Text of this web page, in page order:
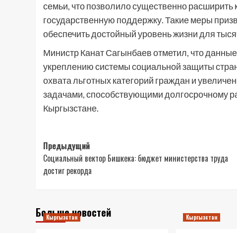
семьи, что позволило существенно
государственную поддержку. Такие меры
обеспечить достойный уровень жизни для
Министр Канат Сагынбаев отметил, что
укреплению системы социальной защиты
охвата льготных категорий граждан и
задачами, способствующими долгосрочному
Кыргызстане.
Навигация
записи
Предыдущий
Социальный вектор Бишкека: бюджет министерства труда
достиг рекорда
Больше новостей
Кыргызстан Кыргызстан